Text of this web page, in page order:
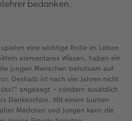
gestalten
Poster
Poster
Holz
Kommunion
Fineline
Kundenbeispiele
Schenken
bedanken.
eine wichtige Rolle im Leben
elementares Wissen, haben ein
jungen Menschen behutsam auf
Deshalb ist nach vier Jahren nicht
angesagt – sondern zusätzlich
Dankeschön. Mit einem bunten
Mädchen und Jungen kann die